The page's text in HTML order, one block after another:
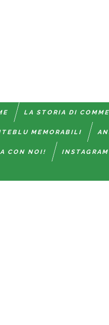
LA STORIA DI
MEMORABILI
CON NOI!